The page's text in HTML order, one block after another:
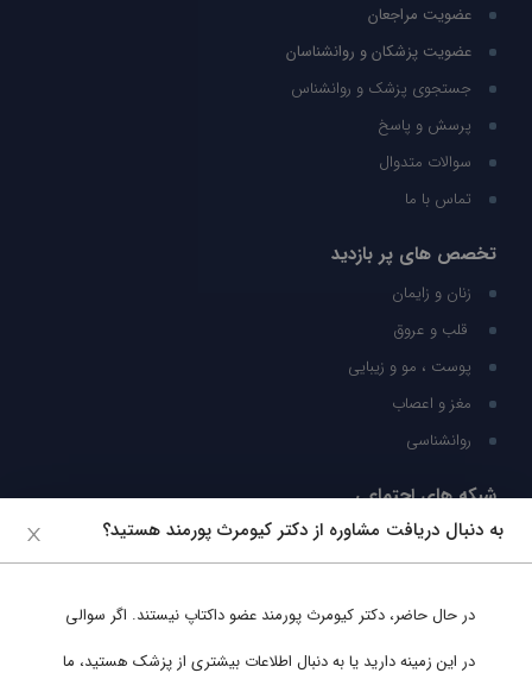
عضویت مراجعان
عضویت پزشکان و روانشناسان
جستجوی پزشک و روانشناس
پرسش و پاسخ
سوالات متدوال
تماس با ما
تخصص های پر بازدید
زنان و زایمان
قلب و عروق
پوست ، مو و زیبایی
مغز و اعصاب
روانشناسی
شبکه های اجتماعی
ما را در شبکه های اجتماعی دنبال کنید
به دنبال دریافت مشاوره از دکتر کیومرث پورمند هستید؟
در حال حاضر، دکتر کیومرث پورمند عضو داکتاپ نیستند. اگر سوالی
در این زمینه دارید یا به دنبال اطلاعات بیشتری از پزشک هستید، ما